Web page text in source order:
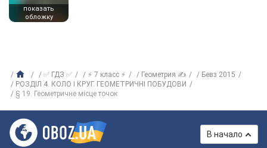
показать
обложку
✅ ГДЗ ✅ ⚡ 7 класс ⚡ Геометрия ✍
Бевз 2015
РОЗДІЛ 4. КОЛО І КРУГ. ГЕОМЕТРИЧНІ ПОБУДОВИ
§ 19. Геометричне місце точок
В начало